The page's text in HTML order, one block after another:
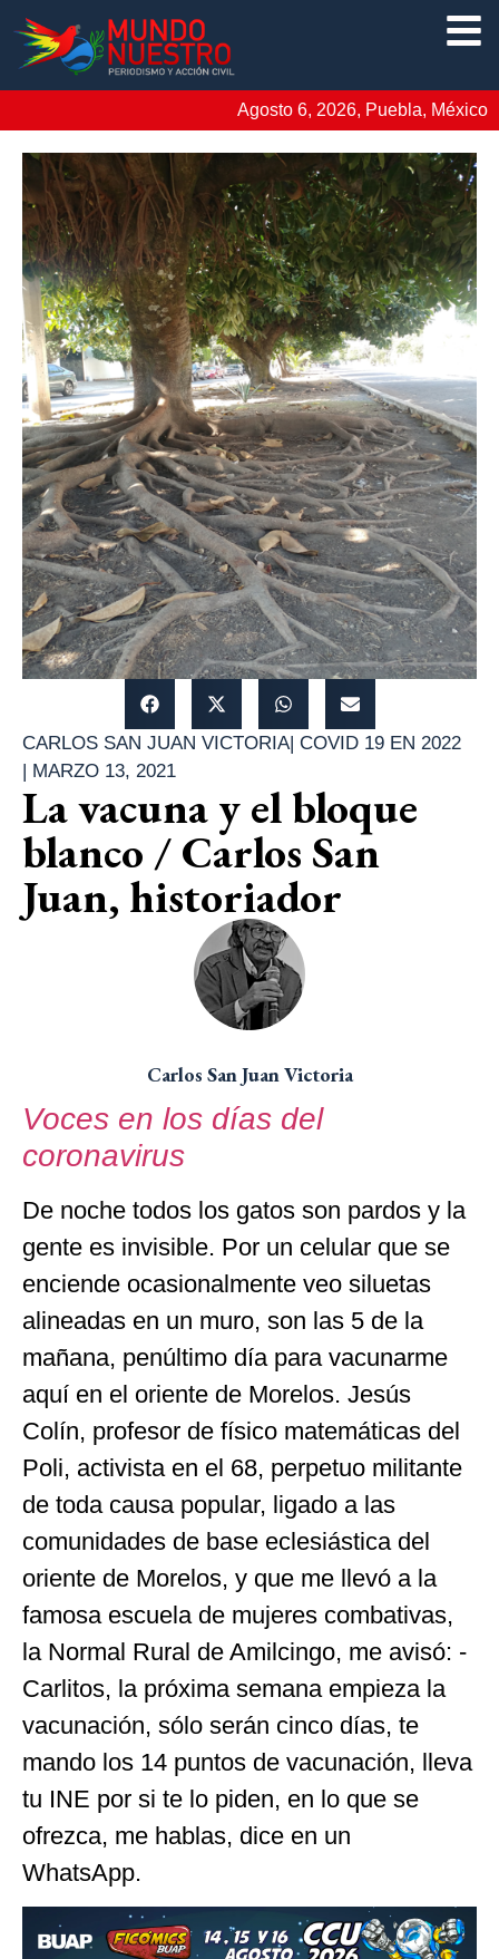
Agosto 6, 2026, Puebla, México
CARLOS SAN JUAN VICTORIA| COVID 19 EN 2022
| MARZO 13, 2021
La vacuna y el bloque
blanco / Carlos San
Juan, historiador
Carlos San Juan Victoria
Voces en los días del
coronavirus
De noche todos los gatos son pardos y la
gente es invisible. Por un celular que se
enciende ocasionalmente veo siluetas
alineadas en un muro, son las 5 de la
mañana, penúltimo día para vacunarme
aquí en el oriente de Morelos. Jesús
Colín, profesor de físico matemáticas del
Poli, activista en el 68, perpetuo militante
de toda causa popular, ligado a las
comunidades de base eclesiástica del
oriente de Morelos, y que me llevó a la
famosa escuela de mujeres combativas,
la Normal Rural de Amilcingo, me avisó: -
Carlitos, la próxima semana empieza la
vacunación, sólo serán cinco días, te
mando los 14 puntos de vacunación, lleva
tu INE por si te lo piden, en lo que se
ofrezca, me hablas, dice en un
WhatsApp.